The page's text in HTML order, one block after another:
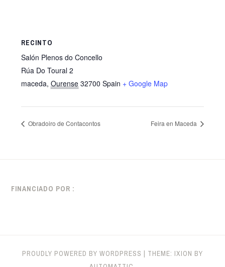
RECINTO
Salón Plenos do Concello
Rúa Do Toural 2
maceda, Ourense 32700 Spain + Google Map
Obradoiro de Contacontos Feira en Maceda
FINANCIADO POR :
PROUDLY POWERED BY WORDPRESS | THEME: IXION BY